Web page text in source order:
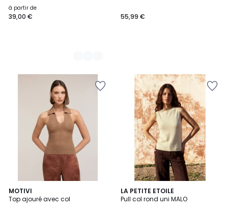
à partir de
39,00 € 55,99 €
MOTIVI
Top ajouré avec col
LA PETITE ETOILE
Pull col rond uni MALO